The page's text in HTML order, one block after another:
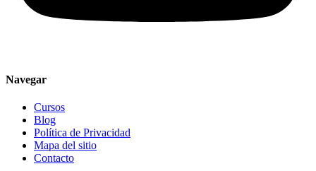
Navegar
Cursos
Blog
Política de Privacidad
Mapa del sitio
Contacto